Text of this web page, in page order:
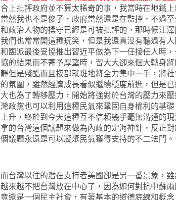
合上批評政府並不算太稀奇的事，我當時在地鐵
當然我也不是傻子，政府當然還是在監控，不過
和政治人物的操守已經是可被批評的，那時候江澤
我們也常常開這種玩笑，但是我還真沒有聽過有
和團派最後妥協推出習近平做為下一任接任人時
協的結果而不寄予厚望時，習大大卻來個大轉身
靜但是殘酷而且按部就班地將全力集中一手，將
的氛圍，雖然經濟成長看似繼續穩度前進，但是
大也為了轉移壓力，開始將強對於台灣的壓力來
灣政黨也可以利用這種民氣來鞏固自身權利的基
上升，終於到今天這種互不信賴幾乎毫無溝通的
拿的台灣這個議題來做為內政的定海神針，反正
個議題永遠是可以凝聚民氣獲得支持的不二法門。
而台灣以往的潛在支持者美國卻是另一番景象，
越來越不把台灣放在中心了，因為如何對抗中蘇
竟還是一個民主社會，有著基本的道德底線和概念